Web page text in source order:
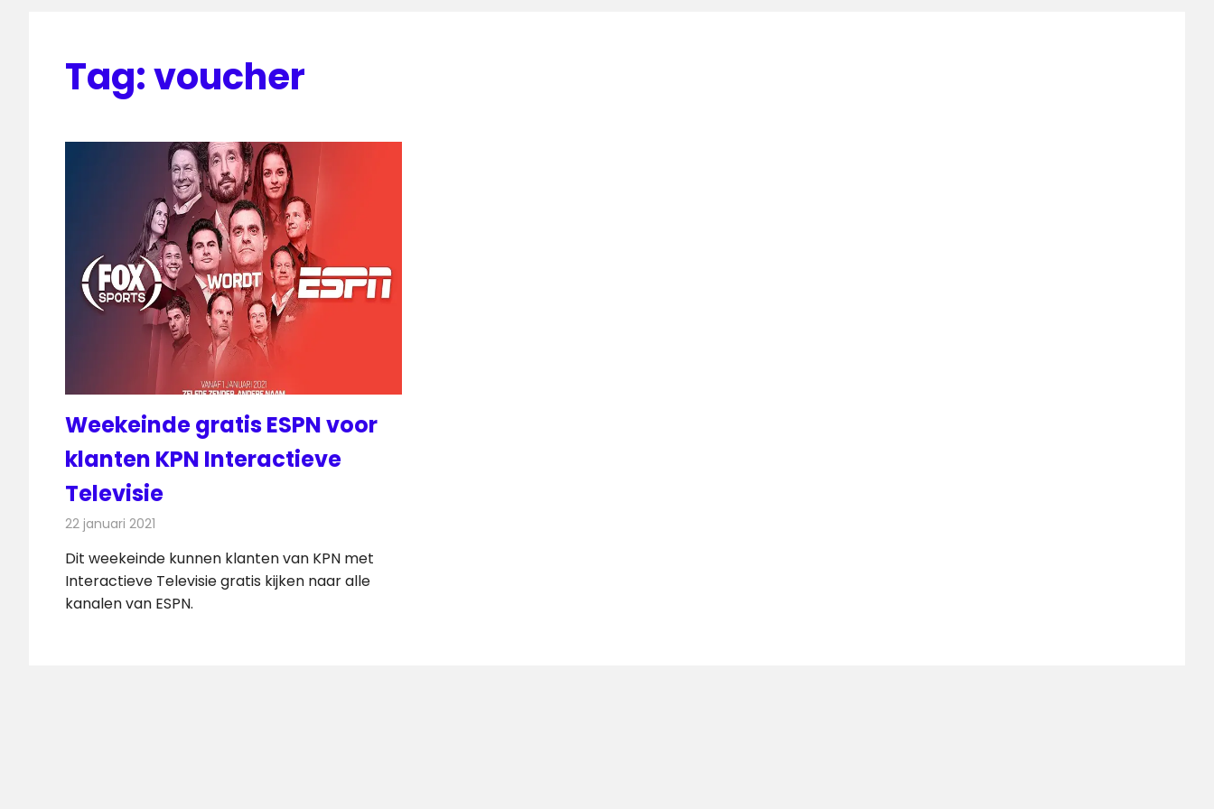
Tag:voucher
Weekeinde gratis ESPN voor
klanten KPN Interactieve
Televisie
22 januari 2021
Dit weekeinde kunnen klanten van KPN met
Interactieve Televisie gratis kijken naar alle
kanalen van ESPN.